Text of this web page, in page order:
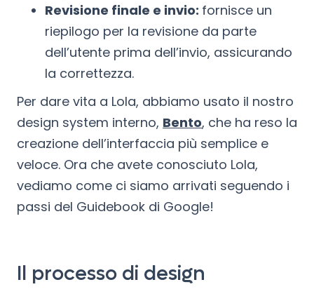
Revisione finale e invio: fornisce un
riepilogo per la revisione da parte
dell’utente prima dell’invio, assicurando
la correttezza.
Per dare vita a Lola, abbiamo usato il nostro
design system interno, Bento, che ha reso la
creazione dell’interfaccia più semplice e
veloce. Ora che avete conosciuto Lola,
vediamo come ci siamo arrivati seguendo i
passi del Guidebook di Google!
Il processo di design